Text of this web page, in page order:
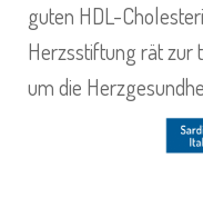
guten HDL-
Herzsstiftung rät zur
um die